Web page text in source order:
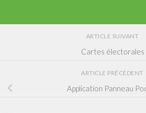
ARTICLE SUIVANT
Cartes électorales
ARTICLE PRÉCÉDENT
Application Panneau